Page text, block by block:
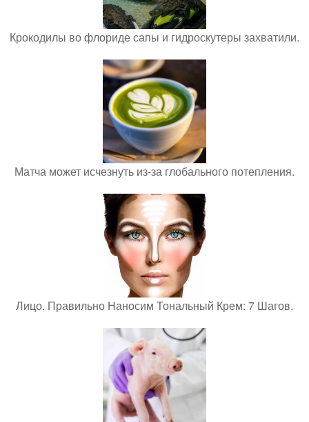
Крокодилы во флориде сапы и гидроскутеры захватили.
Матча может исчезнуть из-за глобального потепления.
Лицо. Правильно Наносим Тональный Крем: 7 Шагов.